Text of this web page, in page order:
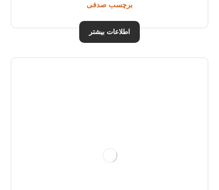
برچسب صدفی
اطلاعات بیشتر